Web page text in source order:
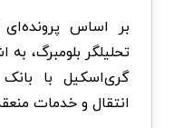
بر اساس
تحلیلگر بلومبرگ،
انتقال و خدمات